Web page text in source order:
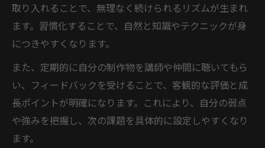
取り入れることで、無理なく続けられるリズムが生まれ
ます。習慣化することで、自然と知識やテクニックが身
につきやすくなります。
また、定期的に自分の制作物を講師や仲間に聴いてもら
い、フィードバックを受けることで、客観的な評価と成
長ポイントが明確になります。これにより、自分の弱点
や強みを把握し、次の課題を具体的に設定しやすくなり
ます。